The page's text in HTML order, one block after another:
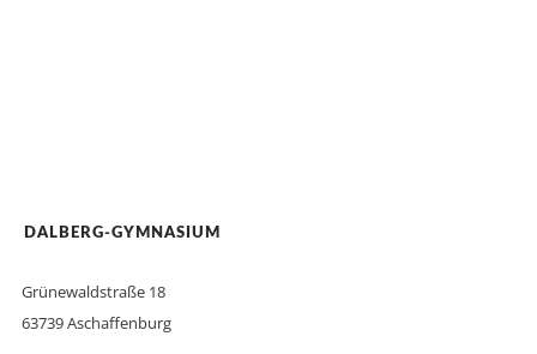
DALBERG-GYMNASIUM
Grünewaldstraße 18
63739 Aschaffenburg